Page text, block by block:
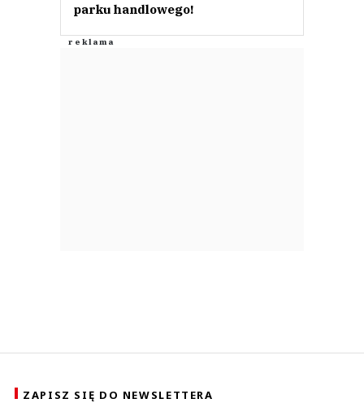
parku handlowego!
ZAPISZ SIĘ DO NEWSLETTERA